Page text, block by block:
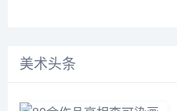
众艺术馆副馆长，省花灯剧
美术头条